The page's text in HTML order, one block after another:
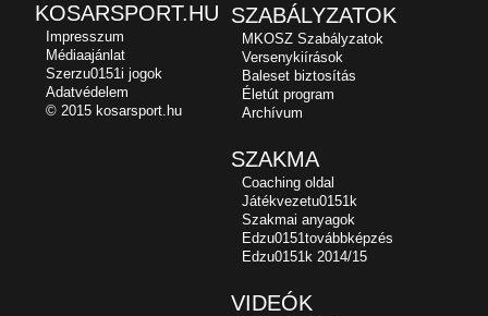
SZABÁLYZATOK
MKOSZ Szabályzatok
Versenykiírások
Baleset biztosítás
Életút program
Archívum
SZAKMA
Coaching oldal
Játékvezetu0151k
Szakmai anyagok
Edzu0151továbbképzés
Edzu0151k 2014/15
VIDEÓK
KOSARSPORT.HU
Impresszum
Médiaajánlat
Szerzu0151i jogok
Adatvédelem
© 2015 kosarsport.hu